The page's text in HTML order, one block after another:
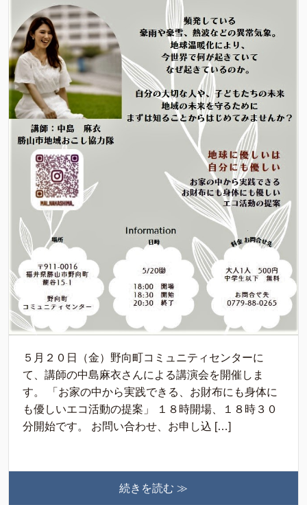
５月２０日（金）野向町コミュニティセンターに
て、講師の中島麻衣さんによる講演会を開催しま
す。 「お家の中から実践できる、お財布にも身体に
も優しいエコ活動の提案」 １８時開場、１８時３０
分開始です。 お問い合わせ、お申し込 […]
続きを読む ≫